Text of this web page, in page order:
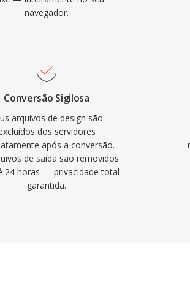
navegador.
Conversão Sigilosa
arquivos de design são
dos servidores
após a conversão.
de saída são removidos
24 horas — privacidade total
garantida.